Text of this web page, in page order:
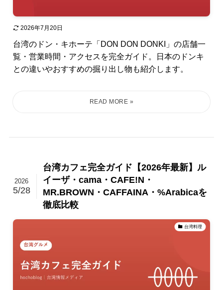
2026年7月20日
台湾のドン・キホーテ「DON DON DONKI」の店舗一
覧・営業時間・アクセスを完全ガイド。日本のドンキ
との違いやおすすめの掘り出し物も紹介します。
台湾カフェ完全ガイド【2026年最新】ル
イーザ・cama・CAFE!N・
MR.BROWN・CAFFAINA・%Arabicaを
徹底比較
2026
5/28
台湾料理